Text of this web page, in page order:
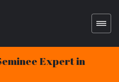
Expert in